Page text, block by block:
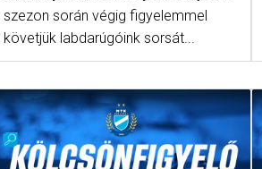
szezon során végig figyelemmel
követjük labdarúgóink sorsát...